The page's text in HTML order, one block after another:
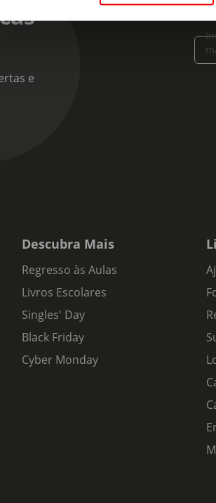
e
Descubra Mais
Regresso às Aulas
Livros Escolares
Singles' Day
Black Friday
Cyber Monday